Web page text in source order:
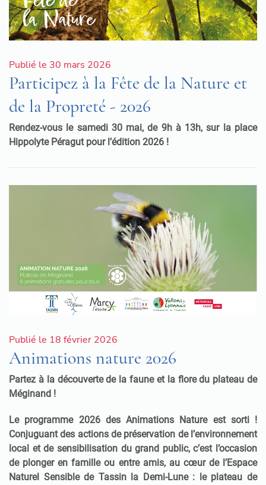
Publié le 30 mars 2026
Participez à la Fête de la Nature et
de la Propreté - 2026
Rendez-vous le samedi 30 mai, de 9h à 13h, sur la place
Hippolyte Péragut pour l’édition 2026 !
Publié le 18 février 2026
Animations nature 2026
Partez à la découverte de la faune et la flore du plateau de
Méginand !
Le programme 2026 des Animations Nature est sorti !
Conjuguant des actions de préservation de l’environnement
local et de sensibilisation du grand public, c’est l’occasion
de plonger en famille ou entre amis, au cœur de l’Espace
Naturel Sensible de Tassin la Demi-Lune : le plateau de